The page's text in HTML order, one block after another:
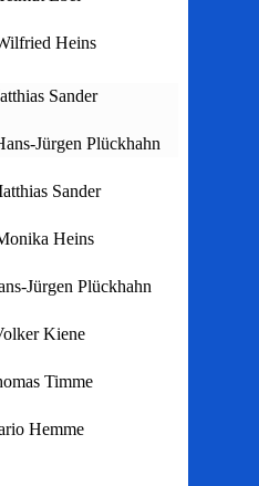
Heins
Sander
Jürgen Plückhahn
Sander
Heins
Jürgen Plückhahn
Kiene
Timme
Hemme